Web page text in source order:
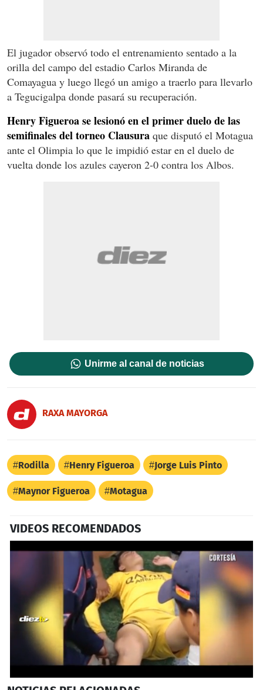
El jugador observó todo el entrenamiento sentado a la
orilla del campo del estadio Carlos Miranda de
Comayagua y luego llegó un amigo a traerlo para llevarlo
a Tegucigalpa donde pasará su recuperación.
Henry Figueroa se lesionó en el primer duelo de las
semifinales del torneo Clausura que disputó el Motagua
ante el Olimpia lo que le impidió estar en el duelo de
vuelta donde los azules cayeron 2-0 contra los Albos.
Unirme al canal de noticias
RAXA MAYORGA
Rodilla Henry Figueroa Jorge Luis Pinto
Maynor Figueroa Motagua
VIDEOS RECOMENDADOS